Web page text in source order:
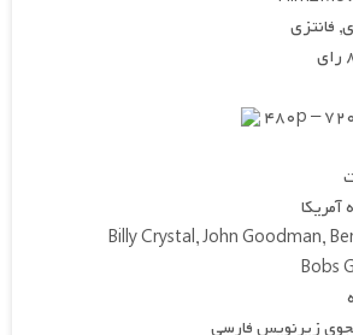
فانتزی
زیرنویس فارسی